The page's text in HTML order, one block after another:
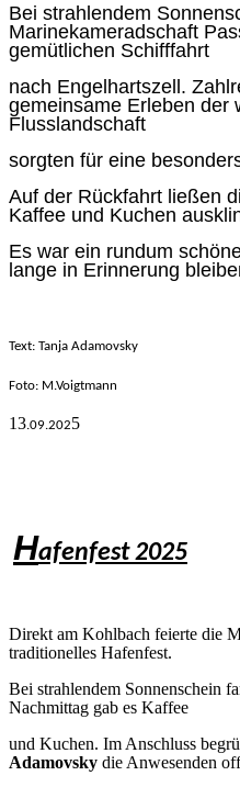
Bei strahlendem
Marinekameradschaft
gemütlichen Schifffahrt
nach Engelhartszell.
gemeinsame Erleben der
Flusslandschaft
sorgten für eine
Auf der Rückfahrt ließen
Kaffee und Kuchen
Es war ein rundum
lange in Erinnerung
Text: Tanja Adamovsky
Foto: M.Voigtmann
13.09.2025
Hafenfest 2025
Direkt am Kohlbach feierte die
traditionelles Hafenfest.
Bei strahlendem Sonnenschein
Nachmittag gab es Kaffee
und Kuchen. Im Anschluss
Adamovsky die Anwesenden